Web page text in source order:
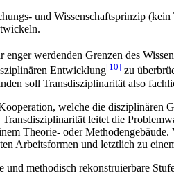
und Wissenschafts­prinzip
werdenden Grenzen des
Entwicklung[10] zu
soll Trans­disziplinarität also
welche die disziplinären
leitet die
Theorie- oder
Arbeitsformen und letztlich zu
methodisch rekonstruierbare